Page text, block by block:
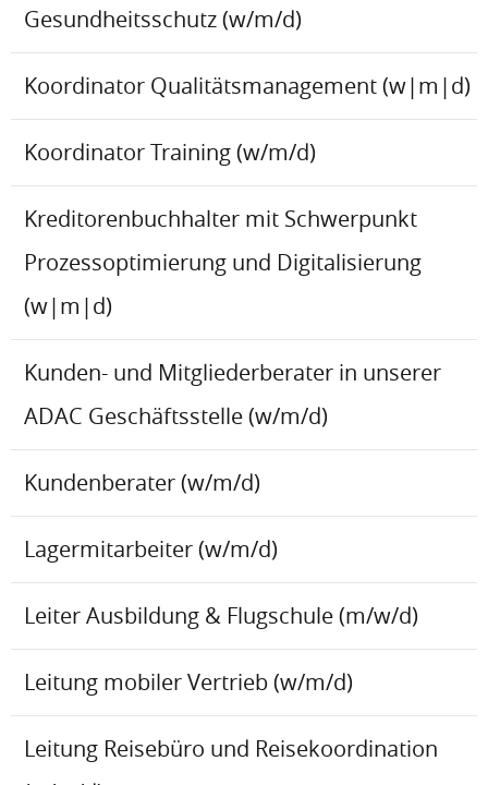
Gesundheitsschutz (w/m/d)
Koordinator Qualitätsmanagement (w|m|d)
Koordinator Training (w/m/d)
Kreditorenbuchhalter mit Schwerpunkt
Prozessoptimierung und Digitalisierung
(w|m|d)
Kunden- und Mitgliederberater in unserer
ADAC Geschäftsstelle (w/m/d)
Kundenberater (w/m/d)
Lagermitarbeiter (w/m/d)
Leiter Ausbildung & Flugschule (m/w/d)
Leitung mobiler Vertrieb (w/m/d)
Leitung Reisebüro und Reisekoordination